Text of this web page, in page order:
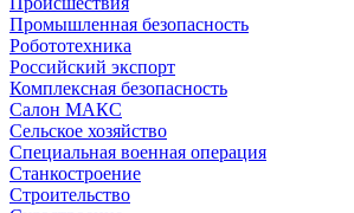
Промышленная безопасность
Робототехника
Российский экспорт
Комплексная безопасность
Салон МАКС
Сельское хозяйство
Специальная военная операция
Станкостроение
Строительство